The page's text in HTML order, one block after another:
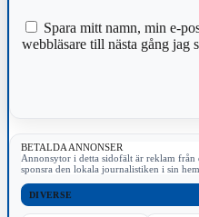
Spara mitt namn, min e-
webbläsare till nästa gång jag
BETALDA ANNONSER
Annonsytor i detta sidofält är reklam från
sponsra den lokala journalistiken i sin
DIVERSE